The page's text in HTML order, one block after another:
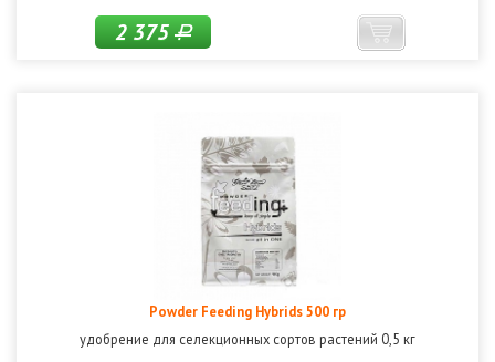
2 375Р
Powder Feeding Hybrids 500 гр
удобрение для селекционных сортов растений 0,5 кг